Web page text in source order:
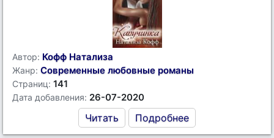
Автор: Кофф Натализа
Жанр: Современные любовные романы
Страниц: 141
Дата добавления: 26-07-2020
Читать Подробнее